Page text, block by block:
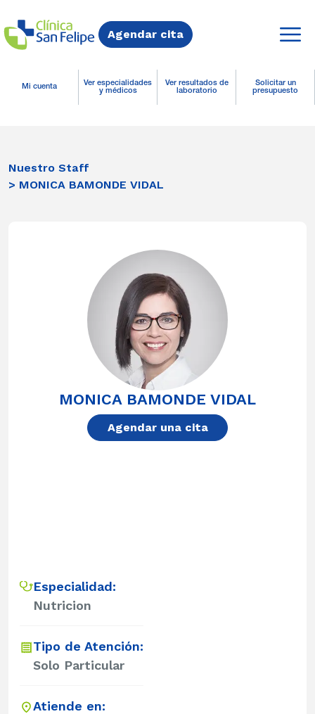
Agendar cita
Mi cuenta
Ver especialidades
y médicos
Ver resultados de
laboratorio
Solicitar un
presupuesto
Nuestro Staff
> MONICA BAMONDE VIDAL
MONICA BAMONDE VIDAL
Agendar una cita
Especialidad:
Nutricion
Tipo de Atención:
Solo Particular
Atiende en: